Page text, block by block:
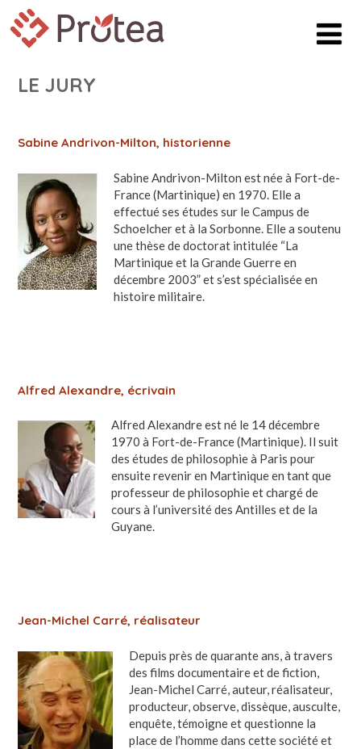
LE JURY
Sabine Andrivon-Milton, historienne
Sabine Andrivon-Milton est née à Fort-de-
France (Martinique) en 1970. Elle a
effectué ses études sur le Campus de
Schoelcher et à la Sorbonne. Elle a soutenu
une thèse de doctorat intitulée “La
Martinique et la Grande Guerre en
décembre 2003” et s’est spécialisée en
histoire militaire.
Alfred Alexandre, écrivain
Alfred Alexandre est né le 14 décembre
1970 à Fort-de-France (Martinique). Il suit
des études de philosophie à Paris pour
ensuite revenir en Martinique en tant que
professeur de philosophie et chargé de
cours à l’université des Antilles et de la
Guyane.
Jean-Michel Carré, réalisateur
Depuis près de quarante ans, à travers
des films documentaire et de fiction,
Jean-Michel Carré, auteur, réalisateur,
producteur, observe, dissèque, ausculte,
enquête, témoigne et questionne la
place de l’homme dans cette société et